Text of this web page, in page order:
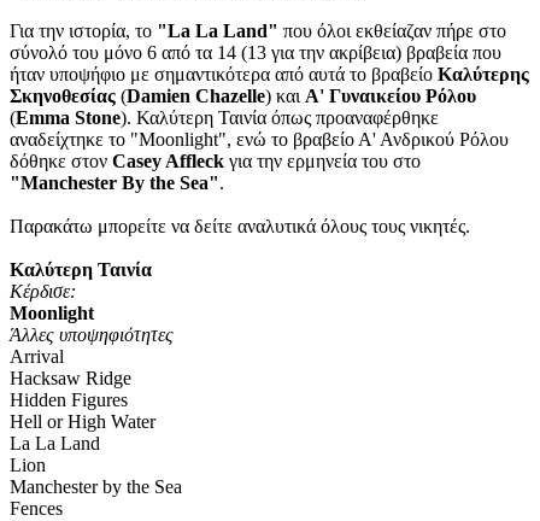
Για την ιστορία, το "La La Land" που όλοι εκθείαζαν πήρε στο
σύνολό του μόνο 6 από τα 14 (13 για την ακρίβεια) βραβεία που
ήταν υποψήφιο με σημαντικότερα από αυτά το βραβείο Καλύτερης
Σκηνοθεσίας (Damien Chazelle) και Α' Γυναικείου Ρόλου
(Emma Stone). Καλύτερη Ταινία όπως προαναφέρθηκε
αναδείχτηκε το "Moonlight", ενώ το βραβείο Α' Ανδρικού Ρόλου
δόθηκε στον Casey Affleck για την ερμηνεία του στο
"Manchester By the Sea".
Παρακάτω μπορείτε να δείτε αναλυτικά όλους τους νικητές.
Καλύτερη Ταινία
Κέρδισε:
Moonlight
Άλλες υποψηφιότητες
Arrival
Hacksaw Ridge
Hidden Figures
Hell or High Water
La La Land
Lion
Manchester by the Sea
Fences